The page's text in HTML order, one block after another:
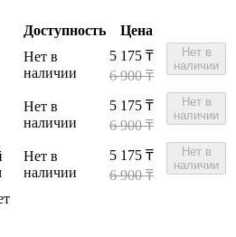
Доступность Цена
Нет в
наличии
5 175 ₸
6 900 ₸
Нет в
наличии
Нет в
наличии
5 175 ₸
6 900 ₸
Нет в
наличии
Нет в
наличии
5 175 ₸
6 900 ₸
Нет в
наличии